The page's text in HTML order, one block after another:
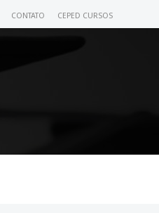
CONTATO CEPED CURSOS